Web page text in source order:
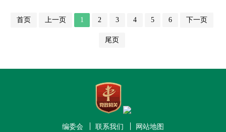
首页 上一页 1 2 3 4 5 6 下一页
尾页
编委会 联系我们
网站地图